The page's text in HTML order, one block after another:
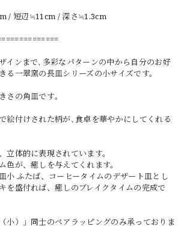
/ 短辺≒11cm / 深さ≒1.3cm
インまで､多彩なパターンの中から自分のお好
る一翠窯の長皿シリーズの小サイズです。
さの角皿です｡
絵付けされた柄が､食卓を華やかにしてくれる
立体的に表現されています。
色が、癒しを与えてくれます。
小 ふたば、コーヒータイムのデザート皿とし
を盛付れば、癒しのブレイクタイムの完成で
小）」同士のペアラッピングのみ承っておりま